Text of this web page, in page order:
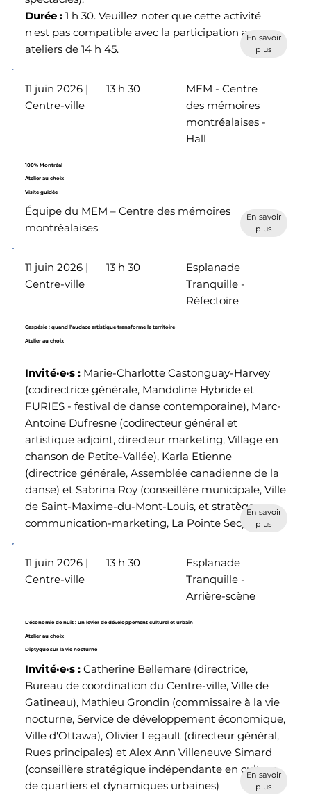
Durée :1 h 30. Veuillez noter que cette activité
n'est pas compatible avec la participation aux
ateliers de 14 h 45.
En savoir
plus
100% Montréal
Atelier au choix
Visite guidée
13 h 30
11 juin 2026 |
Centre-ville
MEM - Centre
des mémoires
montréalaises -
Hall
Équipe du MEM – Centre des mémoires
montréalaises
En savoir
plus
Gaspésie : quand l’audace artistique transforme le territoire
Atelier au choix
13 h 30
11 juin 2026 |
Centre-ville
Esplanade
Tranquille -
Réfectoire
Invité·e·s : Marie-Charlotte Castonguay-Harvey
(codirectrice générale, Mandoline Hybride et
FURIES - festival de danse contemporaine), Marc-
Antoine Dufresne (codirecteur général et
artistique adjoint, directeur marketing, Village en
chanson de Petite-Vallée), Karla Etienne
(directrice générale, Assemblée canadienne de la
danse) et Sabrina Roy (conseillère municipale, Ville
de Saint-Maxime-du-Mont-Louis, et stratège en
communication-marketing, La Pointe Sec)
En savoir
plus
L'économie de nuit : un levier de développement culturel et urbain
Atelier au choix
Diptyque sur la vie nocturne
13 h 30
11 juin 2026 |
Centre-ville
Esplanade
Tranquille -
Arrière-scène
Invité·e·s : Catherine Bellemare (directrice,
Bureau de coordination du Centre-ville, Ville de
Gatineau), Mathieu Grondin (commissaire à la vie
nocturne, Service de développement économique,
Ville d'Ottawa), Olivier Legault (directeur général,
Rues principales) et Alex Ann Villeneuve Simard
(conseillère stratégique indépendante en culture
de quartiers et dynamiques urbaines)
En savoir
plus